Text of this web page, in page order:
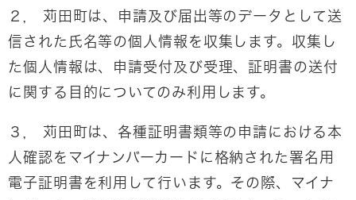
２， 苅田町は、申請及び届出等のデータとして送
信された氏名等の個人情報を収集します。収集し
た個人情報は、申請受付及び受理、証明書の送付
に関する目的についてのみ利用します。
３， 苅田町は、各種証明書類等の申請における本
人確認をマイナンバーカードに格納された署名用
電子証明書を利用して行います。その際、マイナ